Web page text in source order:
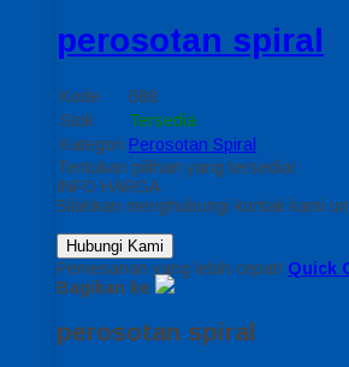
perosotan spiral
Kode
088
Stok
Tersedia
Kategori Perosotan Spiral
Tentukan pilihan yang tersedia!
INFO HARGA
Silahkan menghubungi kontak kami
Hubungi Kami
Pemesanan yang lebih cepat! Quick
Bagikan ke
perosotan spiral